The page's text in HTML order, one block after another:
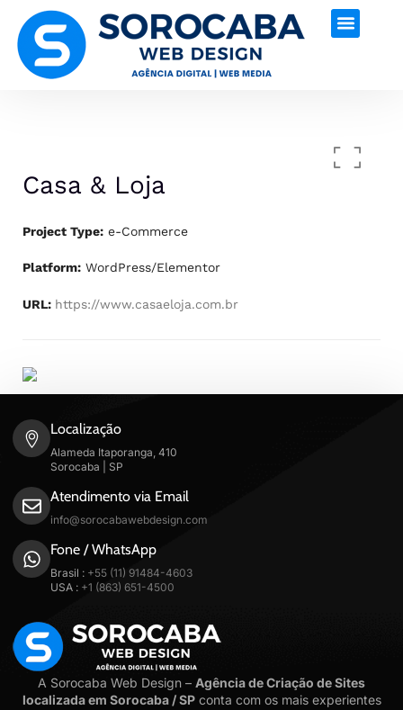
Casa & Loja
Project Type: e-Commerce
Platform: WordPress/Elementor
URL: https://www.casaeloja.com.br
Localização
Alameda Itaporanga, 410
Sorocaba | SP
Atendimento via Email
info@sorocabawebdesign.com
Fone / WhatsApp
Brasil : +55 (11) 91484-4603
USA : +1 (863) 651-4500
A Sorocaba Web Design – Agência de Criação de Sites
localizada em Sorocaba / SPconta com os mais experientes